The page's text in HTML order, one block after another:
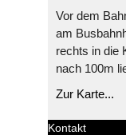
Vor dem
am
rechts in die
nach 100m
Zur Karte...
Kontakt